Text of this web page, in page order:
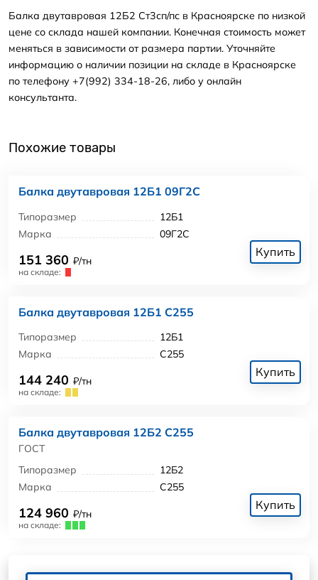
Балка двутавровая 12Б2 Ст3сп/пс в Красноярске по низкой
цене со склада нашей компании. Конечная стоимость может
меняться в зависимости от размера партии. Уточняйте
информацию о наличии позиции на складе в Красноярске
по телефону +7(992) 334-18-26, либо у онлайн
консультанта.
Похожие товары
Балка двутавровая 12Б1 09Г2С
Типоразмер
12Б1
Марка
09Г2С
151 360 ₽/тн
на складе:
Купить
Балка двутавровая 12Б1 С255
Типоразмер
12Б1
Марка
С255
144 240 ₽/тн
на складе:
Купить
Балка двутавровая 12Б2 С255
ГОСТ
Типоразмер
12Б2
Марка
С255
124 960 ₽/тн
на складе:
Купить